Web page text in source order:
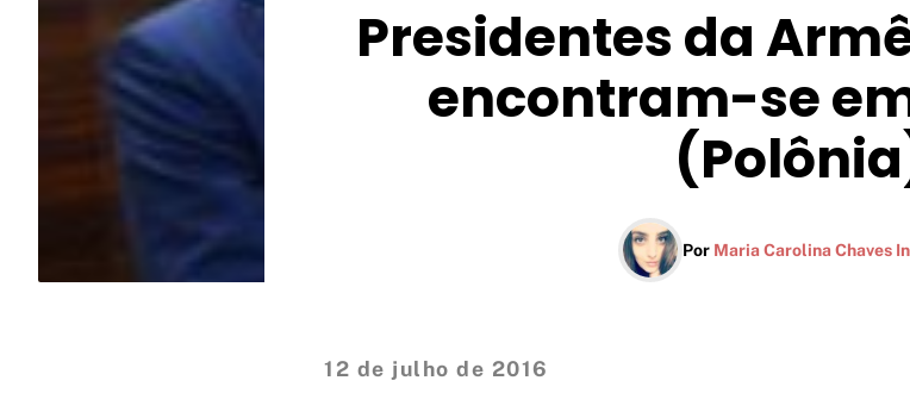
Presidentes da
encontram-se
Por Maria Carolina Chaves
12 de julho de 2016